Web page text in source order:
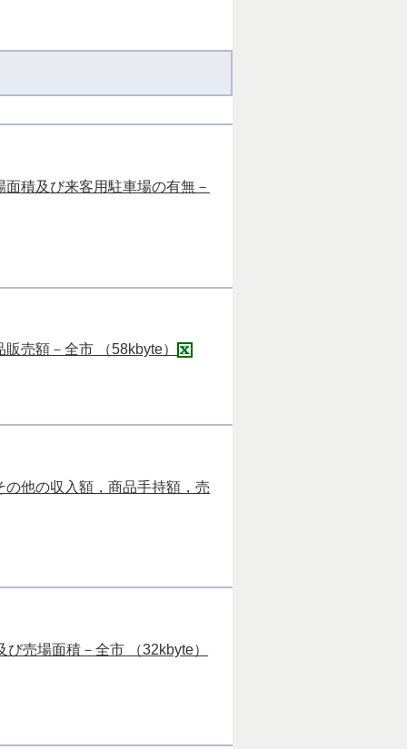
積及び来客用駐車場の有無－
売額－全市 （58kbyte）
他の収入額，商品手持額，売
売場面積－全市 （32kbyte）